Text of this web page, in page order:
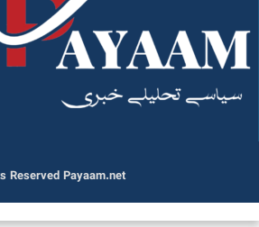
Copyright © 2023, All Rights Reserved Payaam.net